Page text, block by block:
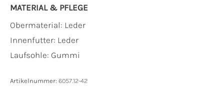
MATERIAL & PFLEGE
Obermaterial: Leder
Innenfutter: Leder
Laufsohle: Gummi
Artikelnummer: 6057.12-42